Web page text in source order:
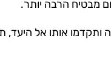
מבטיח הרבה יותר.
ותקדמו אותו אל היעד,